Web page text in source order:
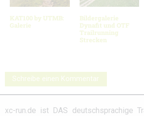
KAT100 by UTMB:
Galerie
Bildergalerie
Dynafit und OTF
Trailrunning
Strecken
Schreibe einen Kommentar
xc-run.de ist DAS deutschsprachige